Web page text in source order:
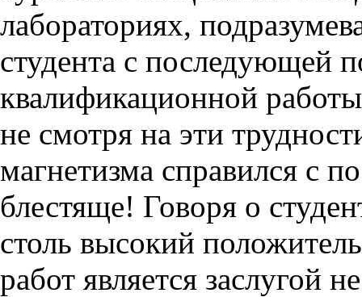
лабораториях,
студента с последующей
квалификационной
не смотря на эти
магнетизма справился с
блестяще! Говоря о
столь высокий
работ является заслугой